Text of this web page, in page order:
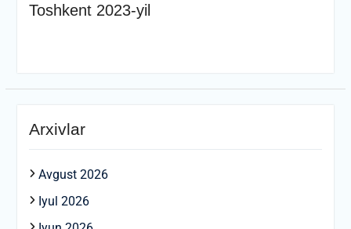
Toshkent 2023-yil
Arxivlar
Avgust 2026
Iyul 2026